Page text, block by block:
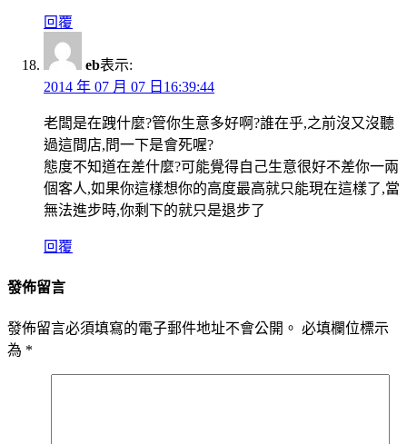
回覆
eb表示:
2014 年 07 月 07 日16:39:44
老闆是在跩什麼?管你生意多好啊?誰在乎,之前沒又沒聽
過這間店,問一下是會死喔?
態度不知道在差什麼?可能覺得自己生意很好不差你一兩
個客人,如果你這樣想你的高度最高就只能現在這樣了,當
無法進步時,你剩下的就只是退步了
回覆
發佈留言
發佈留言必須填寫的電子郵件地址不會公開。 必填欄位標示
為 *